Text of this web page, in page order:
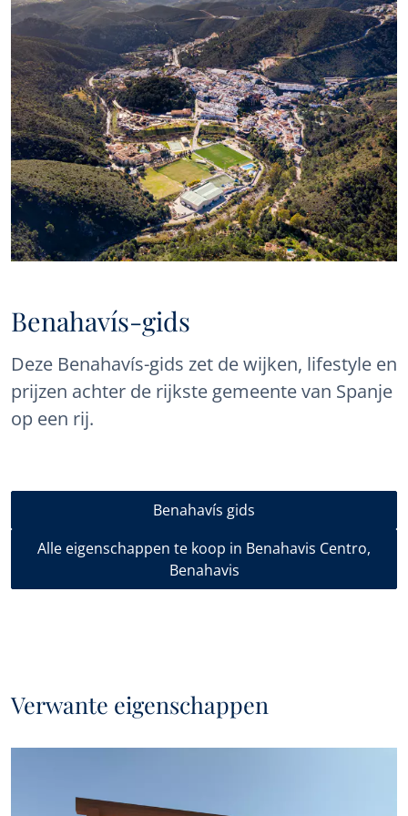
interessant nieuws over bepaalde soorten eigendommen,
nieuwe koopjes, nieuwe eigendommen op de markt, en
Panorama zal deze aan u aanbieden via e-mail of andere
communicatieplatforms..
Benahavís-gids
Deze Benahavís-gids zet de wijken, lifestyle en
prijzen achter de rijkste gemeente van Spanje
op een rij.
Benahavís gids
Alle eigenschappen te koop in Benahavis Centro,
Benahavis
Verwante eigenschappen